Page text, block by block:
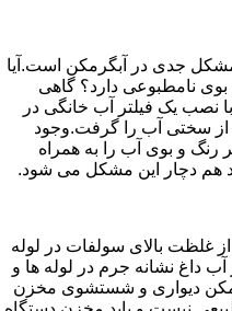
جدی در آبگرمکن است.آیا
نامطبوعی دارد؟ گاهی
نصب یک فیلتر آب خانگی در
از سختی آب را گرفت.وجود
رنگ و بوی آب را به همراه
هم دچار این مشکل می شود.
غلظت بالای سولفات در لوله
داغ نشانه جرم در لوله ها و
دیواری و شستشوی مخزن